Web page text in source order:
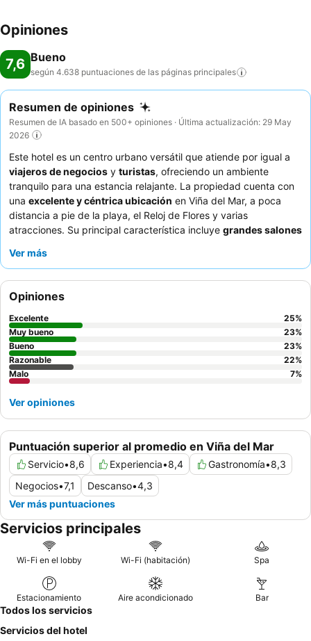
Opiniones
7,6 Bueno
según 4.638 puntuaciones de las páginas principales
Resumen de opiniones
Resumen de IA basado en 500+ opiniones · Última actualización: 29 May
2026
Este hotel es un centro urbano versátil que atiende por igual a
viajeros de negocios y turistas, ofreciendo un ambiente
tranquilo para una estancia relajante. La propiedad cuenta con
una excelente y céntrica ubicación en Viña del Mar, a poca
distancia a pie de la playa, el Reloj de Flores y varias
atracciones. Su principal característica incluye grandes salones
diversos. Los huéspedes elogian constantemente el
buffet
abundancia. Para una estancia más tranquila, considere solicitar
una habitación con vistas al jardín.
Ver más
Puntuación superior al promedio en Viña del Mar
Servicio•8,6 Experiencia•8,4 Gastronomía•8,3
Negocios•7,1 Descanso•4,3
Ver más puntuaciones
Opiniones
Excelente 25%
Muy bueno
23%
Bueno
23%
Razonable
22%
Malo
7%
Ver opiniones
Servicios principales
Wi-Fi en el lobby Wi-Fi (habitación) Spa
Estacionamiento Aire acondicionado Bar
Todos los servicios
Servicios del hotel